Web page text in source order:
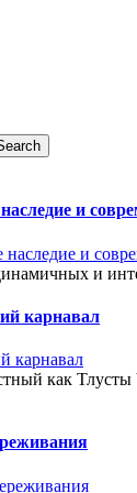
и
и
карнавал
как